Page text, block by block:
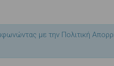
με την Πολιτική